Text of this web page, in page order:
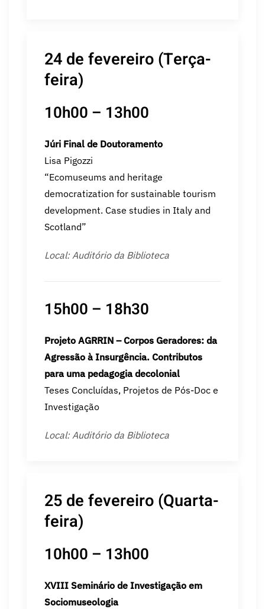
24 de fevereiro (Terça-
feira)
10h00 – 13h00
Júri Final de Doutoramento
Lisa Pigozzi
“Ecomuseums and heritage
democratization for sustainable tourism
development. Case studies in Italy and
Scotland”
Local: Auditório da Biblioteca
15h00 – 18h30
Projeto AGRRIN – Corpos Geradores: da
Agressão à Insurgência. Contributos
para uma pedagogia decolonial
Teses Concluídas, Projetos de Pós-Doc e
Investigação
Local: Auditório da Biblioteca
25 de fevereiro (Quarta-
feira)
10h00 – 13h00
XVIII Seminário de Investigação em
Sociomuseologia